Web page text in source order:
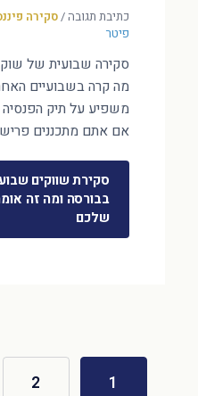
כתיבת תגובה/סקירה
פיטר
סקירה שבועית של
מה קרה בשבועיים
משפיע על תיק
אם אתם מתכננים
סקירת שווקים
בבורסה ומה זה
שלכם
1
2